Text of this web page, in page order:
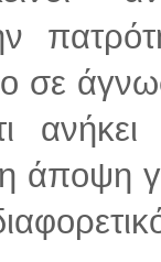
σε
άποψη